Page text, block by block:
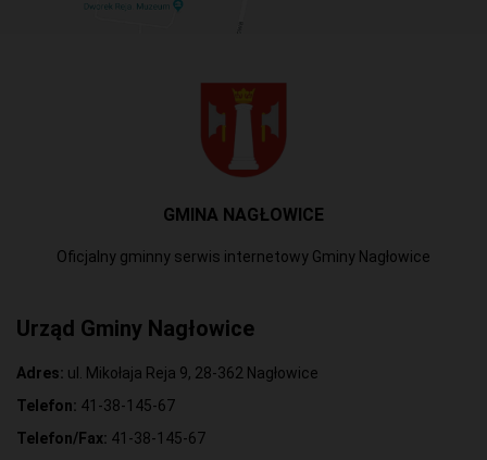
GMINA NAGŁOWICE
Oficjalny gminny serwis internetowy Gminy Nagłowice
Urząd Gminy Nagłowice
Adres: ul. Mikołaja Reja 9, 28-362 Nagłowice
Telefon: 41-38-145-67
Telefon/Fax: 41-38-145-67